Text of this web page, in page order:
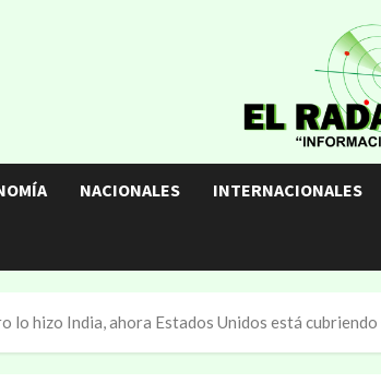
NACIONALES INTERNACIONALES
lo hizo India, ahora Estados Unidos está